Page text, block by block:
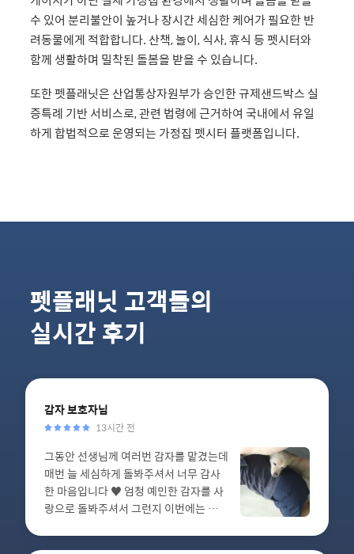
수 있어 분리불안이 높거나 장시간 세심한 케어가 필요한 반
려동물에게 적합합니다. 산책, 놀이, 식사, 휴식 등 펫시터와
함께 생활하며 밀착된 돌봄을 받을 수 있습니다.
또한 펫플래닛은 산업통상자원부가 승인한 규제샌드박스 실
증특례 기반 서비스로, 관련 법령에 근거하여 국내에서 유일
하게 합법적으로 운영되는 가정집 펫시터 플랫폼입니다.
펫플래닛 고객들의
실시간 후기
감자보호자님
13시간 전
그동안 선생님께 여러번 감자를 맡겼는데
매번 늘 세심하게 돌봐주셔서 너무 감사
한 마음입니다 ♥️ 엄청 예민한 감자를 사
랑으로 돌봐주셔서 그런지 이번에는 선생